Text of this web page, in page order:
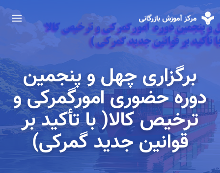
برگزاری چهل و پنجمین
دوره حضوری امورگمرکی و
ترخیص کالا( با تأکید بر
قوانین جدید گمرکی)